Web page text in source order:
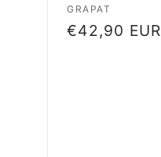
Anbieter:
GRAPAT
Normaler
€42,90 EUR